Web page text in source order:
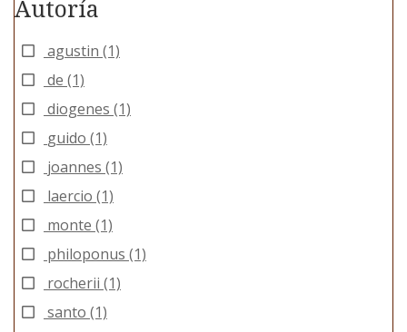
Autoría
agustin (1)
de (1)
diogenes (1)
guido (1)
joannes (1)
laercio (1)
monte (1)
philoponus (1)
rocherii (1)
santo (1)